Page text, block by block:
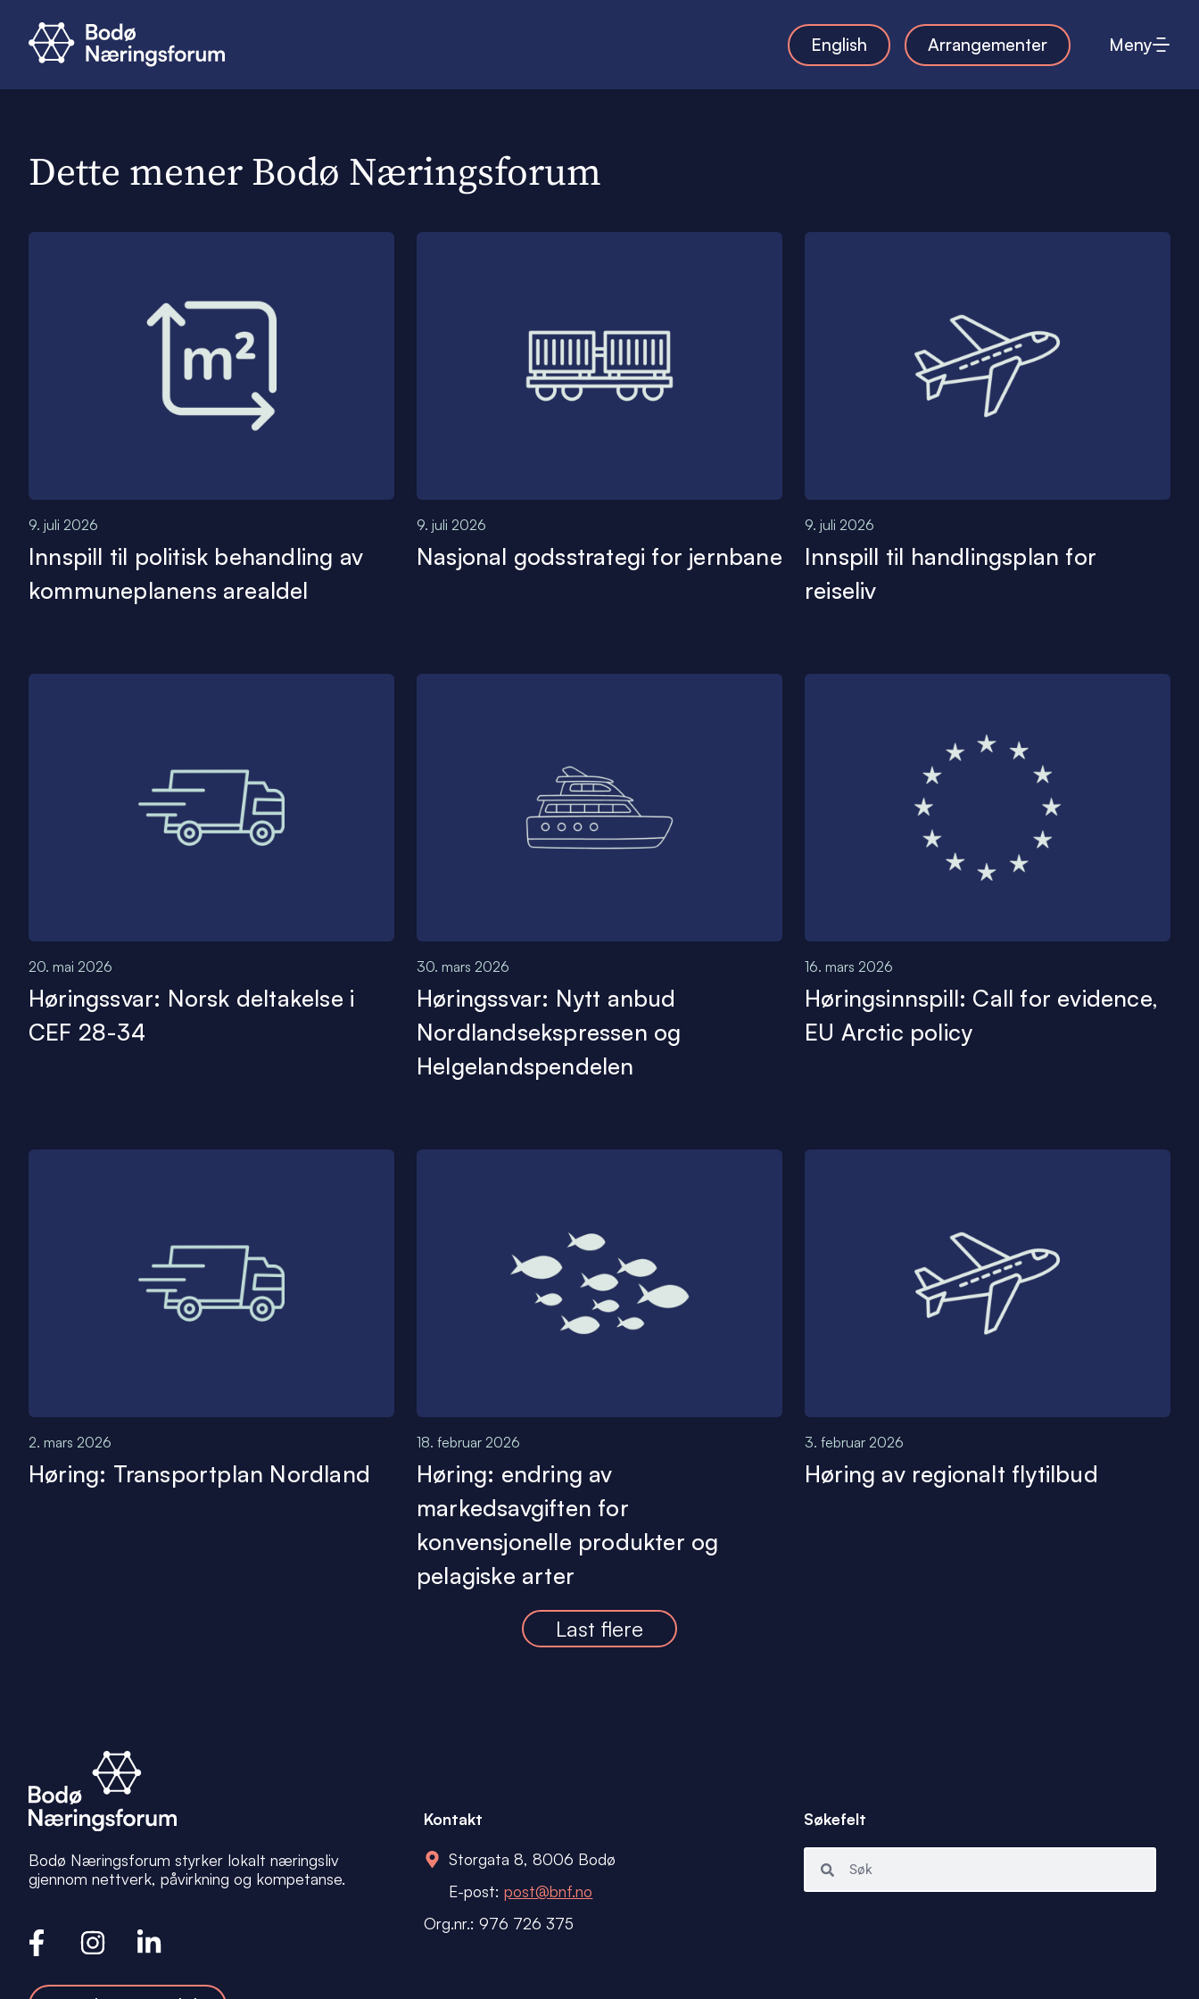
English Arrangementer Meny
Dette mener Bodø Næringsforum
9. juli 2026
Innspill til politisk behandling av
kommuneplanens arealdel
9. juli 2026
Nasjonal godsstrategi for jernbane
9. juli 2026
Innspill til handlingsplan for
reiseliv
20. mai 2026
Høringssvar: Norsk deltakelse i
CEF 28-34
30. mars 2026
Høringssvar: Nytt anbud
Nordlandsekspressen og
Helgelandspendelen
16. mars 2026
Høringsinnspill: Call for evidence,
EU Arctic policy
2. mars 2026
Høring: Transportplan Nordland
18. februar 2026
Høring: endring av
markedsavgiften for
konvensjonelle produkter og
pelagiske arter
3. februar 2026
Høring av regionalt flytilbud
Last flere
Bodø Næringsforum styrker lokalt næringsliv
gjennom nettverk, påvirkning og kompetanse.
Kontakt
Storgata 8, 8006 Bodø
E-post:post@bnf.no
Org.nr.: 976 726 375
Søkefelt